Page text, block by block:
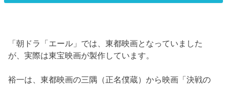
「朝ドラ「エール」では、東都映画となっていました
が、実際は東宝映画が製作しています。
裕一は、東都映画の三隅（正名僕蔵）から映画「決戦の